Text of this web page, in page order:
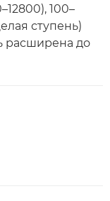
100–
ступень)
расширена до